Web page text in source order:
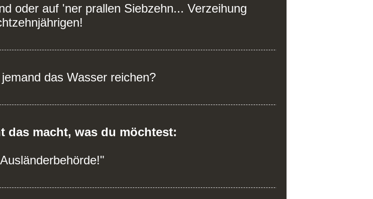
oder auf 'ner prallen Siebzehn... Verzeihung
das Wasser reichen?
das macht, was du möchtest: